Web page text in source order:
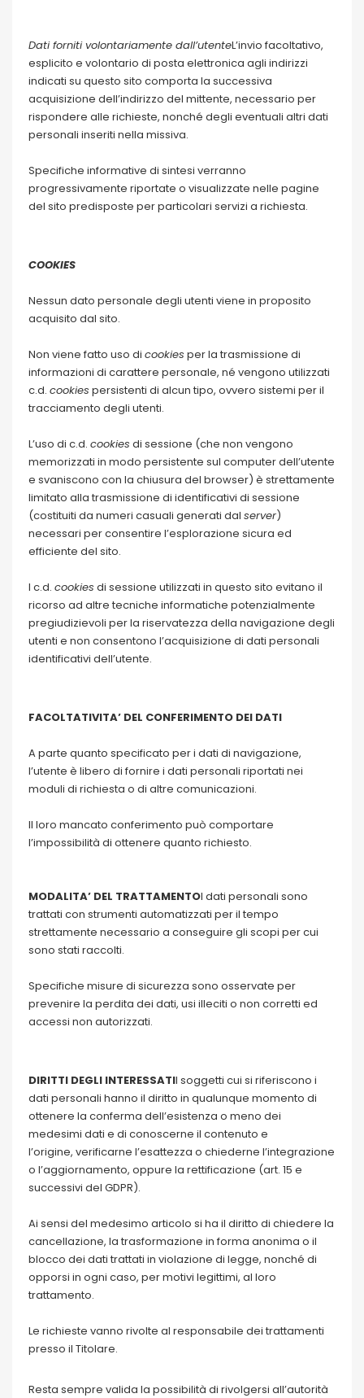
Dati forniti volontariamente dall’utenteL’invio facoltativo,
esplicito e volontario di posta elettronica agli indirizzi
indicati su questo sito comporta la successiva
acquisizione dell’indirizzo del mittente, necessario per
rispondere alle richieste, nonché degli eventuali altri dati
personali inseriti nella missiva.
Specifiche informative di sintesi verranno
progressivamente riportate o visualizzate nelle pagine
del sito predisposte per particolari servizi a richiesta.
COOKIES
Nessun dato personale degli utenti viene in proposito
acquisito dal sito.
Non viene fatto uso di cookies per la trasmissione di
informazioni di carattere personale, né vengono utilizzati
c.d. cookies persistenti di alcun tipo, ovvero sistemi per il
tracciamento degli utenti.
L’uso di c.d. cookies di sessione (che non vengono
memorizzati in modo persistente sul computer dell’utente
e svaniscono con la chiusura del browser) è strettamente
limitato alla trasmissione di identificativi di sessione
(costituiti da numeri casuali generati dal server)
necessari per consentire l’esplorazione sicura ed
efficiente del sito.
I c.d. cookies di sessione utilizzati in questo sito evitano il
ricorso ad altre tecniche informatiche potenzialmente
pregiudizievoli per la riservatezza della navigazione degli
utenti e non consentono l’acquisizione di dati personali
identificativi dell’utente.
FACOLTATIVITA’ DEL CONFERIMENTO DEI DATI
A parte quanto specificato per i dati di navigazione,
l’utente è libero di fornire i dati personali riportati nei
moduli di richiesta o di altre comunicazioni.
Il loro mancato conferimento può comportare
l’impossibilità di ottenere quanto richiesto.
MODALITA’ DEL TRATTAMENTOI dati personali sono
trattati con strumenti automatizzati per il tempo
strettamente necessario a conseguire gli scopi per cui
sono stati raccolti.
Specifiche misure di sicurezza sono osservate per
prevenire la perdita dei dati, usi illeciti o non corretti ed
accessi non autorizzati.
DIRITTI DEGLI INTERESSATII soggetti cui si riferiscono i
dati personali hanno il diritto in qualunque momento di
ottenere la conferma dell’esistenza o meno dei
medesimi dati e di conoscerne il contenuto e
l’origine, verificarne l’esattezza o chiederne l’integrazione
o l’aggiornamento, oppure la rettificazione (art. 15 e
successivi del GDPR).
Ai sensi del medesimo articolo si ha il diritto di chiedere la
cancellazione, la trasformazione in forma anonima o il
blocco dei dati trattati in violazione di legge, nonché di
opporsi in ogni caso, per motivi legittimi, al loro
trattamento.
Le richieste vanno rivolte al responsabile dei trattamenti
presso il Titolare.
Resta sempre valida la possibilità di rivolgersi all’autorità